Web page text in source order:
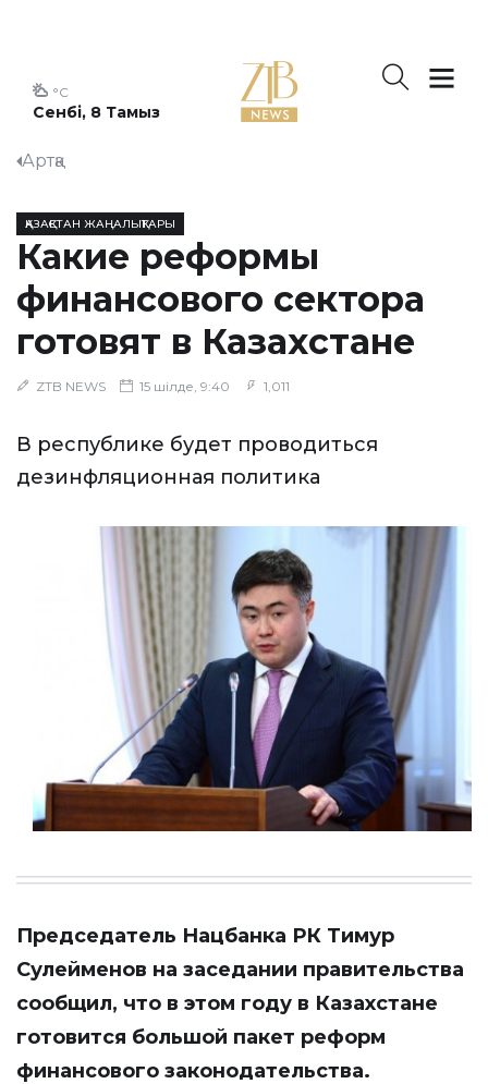
Сенбі, 8 Тамыз
°C
Артқа
ҚАЗАҚСТАН ЖАҢАЛЫҚТАРЫ
Какие реформы
финансового сектора
готовят в Казахстане
ZTB NEWS 15 шілде, 9:40 1,011
В республике будет проводиться
дезинфляционная политика
Председатель Нацбанка РК Тимур
Сулейменов на заседании правительства
сообщил, что в этом году в Казахстане
готовится большой пакет реформ
финансового законодательства.